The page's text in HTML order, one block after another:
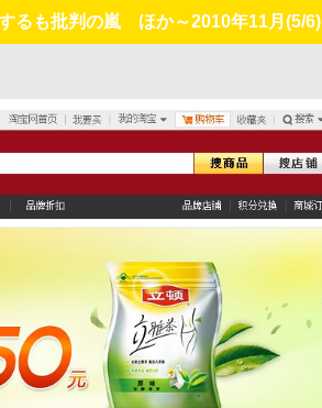
るも批判の嵐 ほか～2010年11月 (5/6)